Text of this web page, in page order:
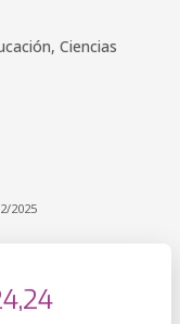
Ciencias
2025